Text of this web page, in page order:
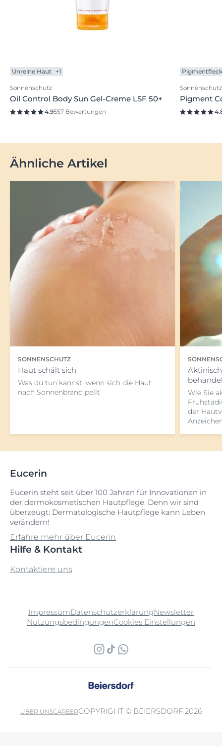
Unreine Haut +1
Sonnenschutz
Oil Control Body Sun Gel-Creme LSF 50+
4.9557 Bewertungen
Sonnenschutz
Pigment
Ähnliche Artikel
SONNENSCHUTZ
Haut schält sich
Was du tun kannst, wenn sich die Haut
nach Sonnenbrand pellt
Wie Sie
der
Eucerin
Eucerin steht seit über 100 Jahren für Innovationen in
der dermokosmetischen Hautpflege. Denn wir sind
überzeugt: Dermatologische Hautpflege kann Leben
verändern!
Erfahre mehr über Eucerin
Hilfe & Kontakt
Kontaktiere uns
ImpressumDatenschutzerklärungNewsletter
NutzungsbedingungenCookies Einstellungen
ÜBER UNSCAREERCOPYRIGHT © BEIERSDORF 2026